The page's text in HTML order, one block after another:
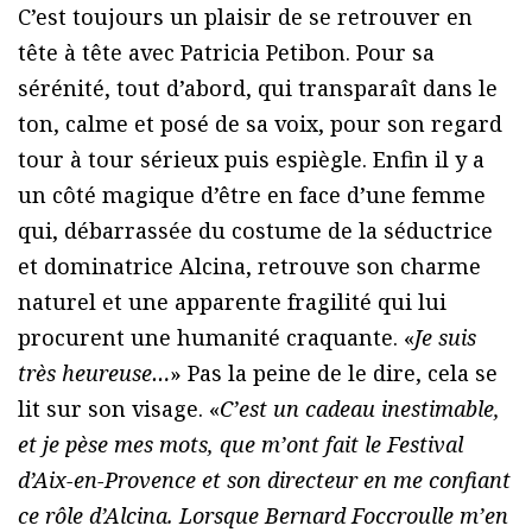
C’est toujours un plaisir de se retrouver en
tête à tête avec Patricia Petibon. Pour sa
sérénité, tout d’abord, qui transparaît dans le
ton, calme et posé de sa voix, pour son regard
tour à tour sérieux puis espiègle. Enfin il y a
un côté magique d’être en face d’une femme
qui, débarrassée du costume de la séductrice
et dominatrice Alcina, retrouve son charme
naturel et une apparente fragilité qui lui
procurent une humanité craquante. «Je suis
très heureuse…» Pas la peine de le dire, cela se
lit sur son visage. «C’est un cadeau inestimable,
et je pèse mes mots, que m’ont fait le Festival
d’Aix-en-Provence et son directeur en me confiant
ce rôle d’Alcina. Lorsque Bernard Foccroulle m’en